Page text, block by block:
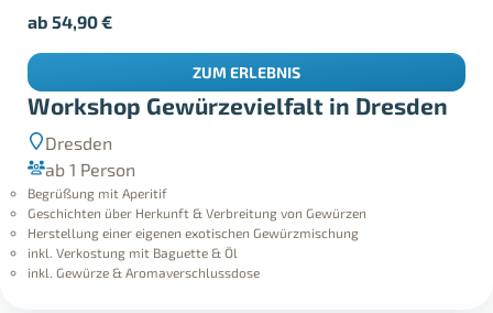
Workshop Gewürzevielfalt in Dresden
Dresden
ab 1 Person
Begrüßung mit Aperitif
Geschichten über Herkunft & Verbreitung von Gewürzen
Herstellung einer eigenen exotischen Gewürzmischung
inkl. Verkostung mit Baguette & Öl
inkl. Gewürze & Aromaverschlussdose
ab54,90€
ZUM ERLEBNIS